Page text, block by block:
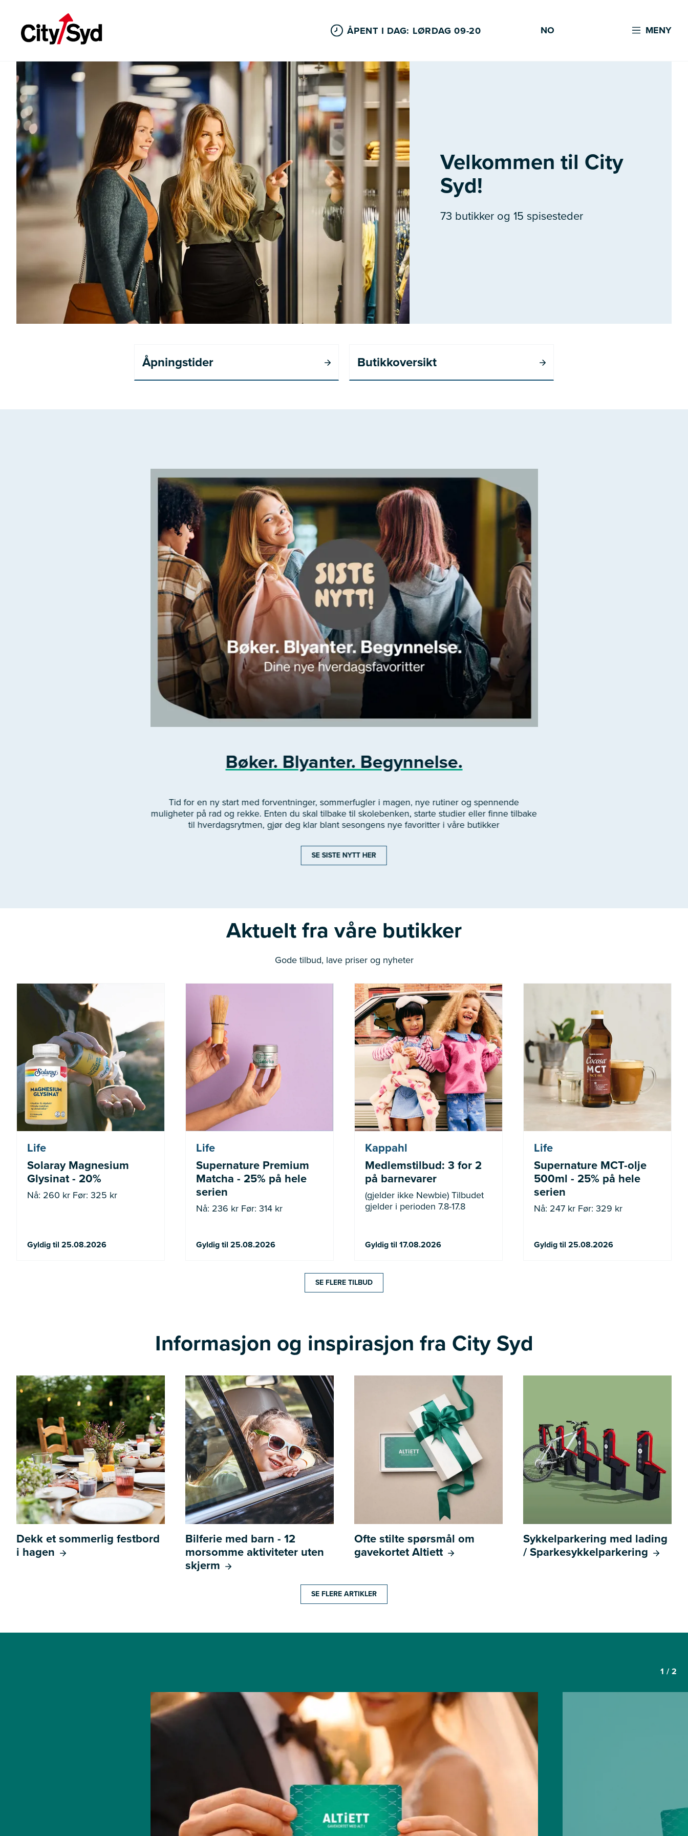
ÅPENT I DAG: LØRDAG 09-20 NO MENY
Velkommen til City
Syd!
73 butikker og 15 spisesteder
Åpningstider Butikkoversikt
Bøker. Blyanter. Begynnelse.
Tid for en ny start med forventninger, sommerfugler i magen, nye rutiner og spennende
muligheter på rad og rekke. Enten du skal tilbake til skolebenken, starte studier eller finne tilbake
til hverdagsrytmen, gjør deg klar blant sesongens nye favoritter i våre butikker
SE SISTE NYTT HER
Aktuelt fra våre butikker
Gode tilbud, lave priser og nyheter
Life
Solaray Magnesium
Glysinat - 20%
Nå: 260 kr Før: 325 kr
Gyldig til 25.08.2026
Nå: 260 kr Før: 325 kr
Life
Supernature Premium
Matcha - 25% på hele
serien
Nå: 236 kr Før: 314 kr
Gyldig til 25.08.2026
Kappahl
Medlemstilbud: 3 for 2
på barnevarer
(gjelder ikke Newbie) Tilbudet
gjelder i perioden 7.8-17.8
Gyldig til 17.08.2026
(gjelder ikke Newbie) Tilbudet
gjelder i perioden 7.8-17.8
Life
Supernature MCT-olje
500ml - 25% på hele
serien
Nå: 247 kr Før: 329 kr
Gyldig til 25.08.2026
SE FLERE TILBUD
Informasjon og inspirasjon fra City Syd
Dekk et sommerlig festbord
i hagen
Bilferie med barn - 12
morsomme aktiviteter uten
skjerm
Ofte stilte spørsmål om
gavekortet Altiett
Sykkelparkering med lading
/ Sparkesykkelparkering
SE FLERE ARTIKLER
1 /2